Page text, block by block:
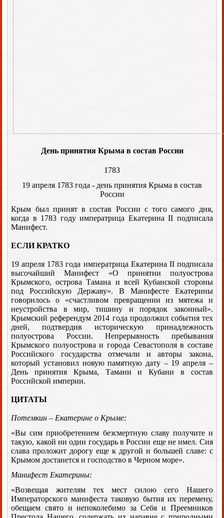
День принятия Крыма в состав России
1783
19 апреля 1783 года - день принятия Крыма в состав
России
Крым был принят в состав России с того самого дня,
когда в 1783 году императрица Екатерина II подписала
Манифест.
ЕСЛИ КРАТКО
19 апреля 1783 года императрица Екатерина II подписала
высочайший Манифест «О принятии полуострова
Крымского, острова Тамана и всей Кубанской стороны
под Российскую Державу». В Манифесте Екатерины
говорилось о «счастливом превращении из мятежа и
неустройства в мир, тишину и порядок законный».
Крымский референдум 2014 года продолжил события тех
дней, подтвердив историческую принадлежность
полуострова России. Непрерывность пребывания
Крымского полуострова и города Севастополя в составе
Российского государства отмечали и авторы закона,
который установил новую памятную дату – 19 апреля –
День принятия Крыма, Тамани и Кубани в состав
Российской империи.
ЦИТАТЫ
Потемкин – Екатерине о Крыме:
«Вы сим приобретением безсмертную славу получите и
такую, какой ни один государь в России еще не имел. Сия
слава проложит дорогу еще к другой и большей славе: с
Крымом достанется и господство в Черном море».
Манифест Екатерины:
«Возвещая жителям тех мест силою сего Нашего
Императорского манифеста таковую бытия их перемену,
обещаем свято и непоколебимо за Себя и Преемников